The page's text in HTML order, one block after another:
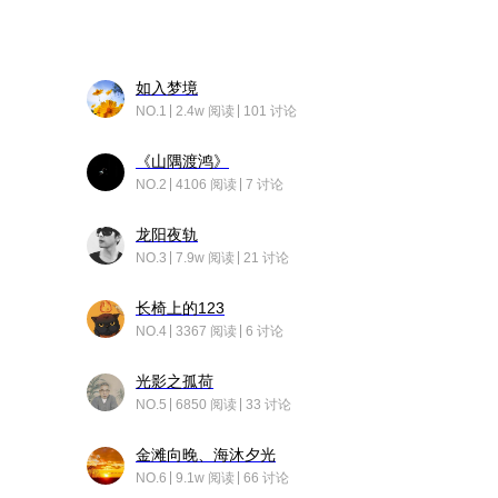
如入梦境
NO.1 2.4w 阅读 101 讨论
《山隅渡鸿》
NO.2 4106 阅读 7 讨论
龙阳夜轨
NO.3 7.9w 阅读 21 讨论
长椅上的123
NO.4 3367 阅读 6 讨论
光影之孤荷
NO.5 6850 阅读 33 讨论
金滩向晚、海沐夕光
NO.6 9.1w 阅读 66 讨论